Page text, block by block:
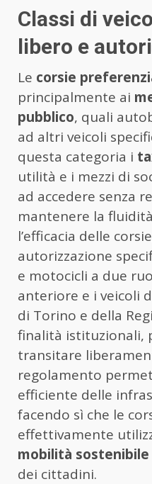
Classi di
libero e
Le corsie
principalmente ai
pubblico, quali
ad altri veicoli
questa categoria i
utilità e i mezzi di
ad accedere senza
mantenere la
l’efficacia delle
autorizzazione
e motocicli a due
anteriore e i veicoli
di Torino e della
finalità istituzionali,
transitare
regolamento
efficiente delle
facendo sì che le
effettivamente
mobilità sostenibile
dei cittadini.